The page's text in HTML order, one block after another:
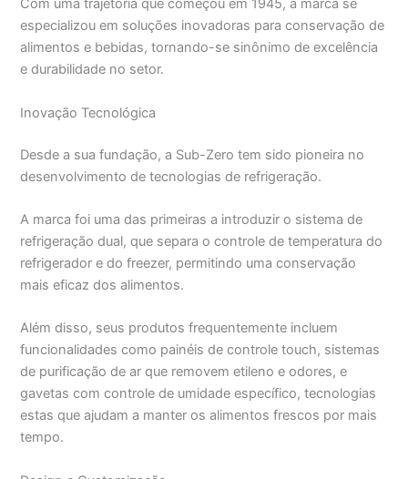
Com uma trajetória que começou em 1945, a marca se
especializou em soluções inovadoras para conservação de
alimentos e bebidas, tornando-se sinônimo de excelência
e durabilidade no setor.
Inovação Tecnológica
Desde a sua fundação, a Sub-Zero tem sido pioneira no
desenvolvimento de tecnologias de refrigeração.
A marca foi uma das primeiras a introduzir o sistema de
refrigeração dual, que separa o controle de temperatura do
refrigerador e do freezer, permitindo uma conservação
mais eficaz dos alimentos.
Além disso, seus produtos frequentemente incluem
funcionalidades como painéis de controle touch, sistemas
de purificação de ar que removem etileno e odores, e
gavetas com controle de umidade específico, tecnologias
estas que ajudam a manter os alimentos frescos por mais
tempo.